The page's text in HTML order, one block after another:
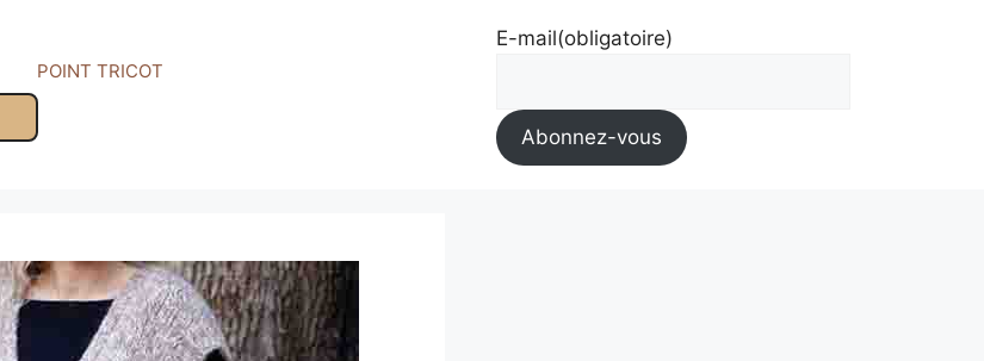
POINT TRICOT
E-mail(obligatoire)
Abonnez-vous